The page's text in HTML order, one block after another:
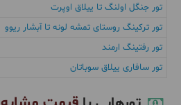
تور جنگل اولنگ تا ییلاق اوپرت
تور ترکینگ روستای تمشه لونه تا آبشار ریوو
تور رفتینگ ارمند
تور سافاری ییلاق سوباتان